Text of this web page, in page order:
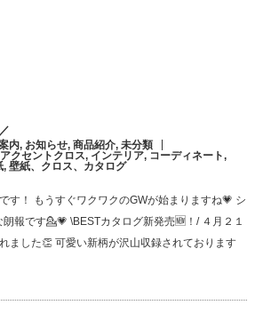
内, お知らせ, 商品紹介, 未分類
アクセントクロス, インテリア, コーディネート,
, 壁紙、クロス、カタログ
す！ もうすぐワクワクのGWが始まりますね💗 シ
報です💁💗 \BESTカタログ新発売🆕！/ ４月２１
ました👏 可愛い新柄が沢山収録されております